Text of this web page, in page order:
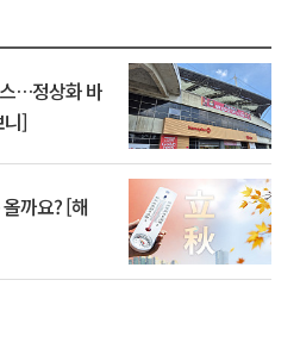
…정상화 바
니]
까요? [해